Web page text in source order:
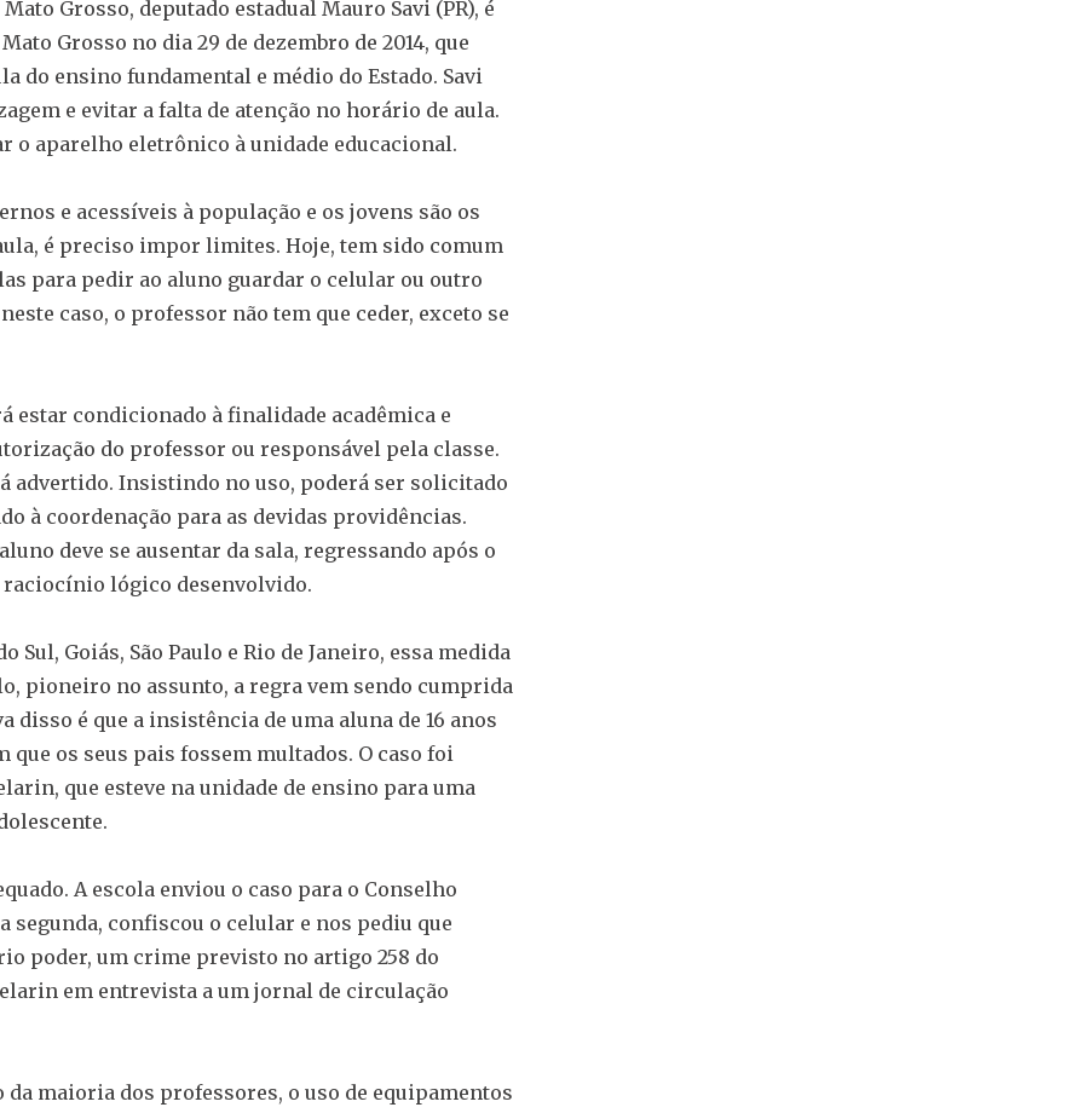
Grosso, deputado estadual Mauro Savi (PR), é
Grosso no dia 29 de dezembro de 2014, que
do ensino fundamental e médio do Estado. Savi
e evitar a falta de atenção no horário de aula.
o aparelho eletrônico à unidade educacional.
e acessíveis à população e os jovens são os
é preciso impor limites. Hoje, tem sido comum
para pedir ao aluno guardar o celular ou outro
caso, o professor não tem que ceder, exceto se
estar condicionado à finalidade acadêmica e
do professor ou responsável pela classe.
advertido. Insistindo no uso, poderá ser solicitado
à coordenação para as devidas providências.
deve se ausentar da sala, regressando após o
lógico desenvolvido.
Sul, Goiás, São Paulo e Rio de Janeiro, essa medida
pioneiro no assunto, a regra vem sendo cumprida
disso é que a insistência de uma aluna de 16 anos
que os seus pais fossem multados. O caso foi
que esteve na unidade de ensino para uma
A escola enviou o caso para o Conselho
segunda, confiscou o celular e nos pediu que
poder, um crime previsto no artigo 258 do
em entrevista a um jornal de circulação
da maioria dos professores, o uso de equipamentos